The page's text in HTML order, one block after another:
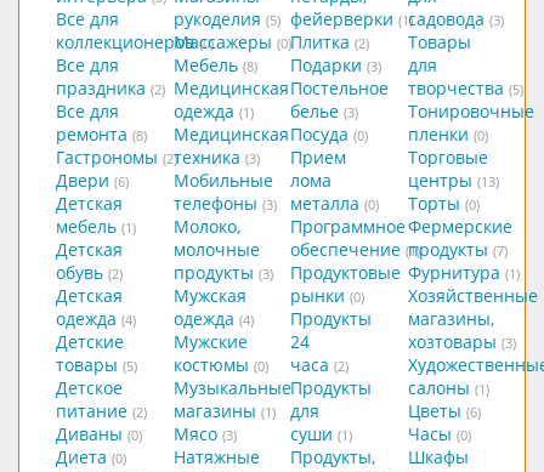
Все для
коллекционеров (0)
Все для
праздника (2)
Все для
ремонта (8)
Гастрономы (2)
Двери (6)
Детская
мебель (1)
Детская
обувь (2)
Детская
одежда (4)
Детские
товары (5)
Детское
питание (2)
Диваны (0)
Диета (0)
рукоделия (5)
Массажеры (0)
Мебель (8)
Медицинская
одежда (1)
Медицинская
техника (3)
Мобильные
телефоны (3)
Молоко,
молочные
продукты (3)
Мужская
одежда (4)
Мужские
костюмы (0)
Музыкальные
магазины (1)
Мясо (3)
Натяжные
фейерверки (1)
Плитка (2)
Подарки (3)
Постельное
белье (3)
Посуда (0)
Прием
лома
металла (0)
Программное
обеспечение (1)
Продуктовые
рынки (0)
Продукты
24
часа (2)
Продукты
для
суши (1)
Продукты,
садовода (3)
Товары
для
творчества (5)
Тонировочные
пленки (0)
Торговые
центры (13)
Торты (0)
Фермерские
продукты (7)
Фурнитура (1)
Хозяйственные
магазины,
хозтовары (3)
салоны (1)
Цветы (6)
Часы (0)
Шкафы